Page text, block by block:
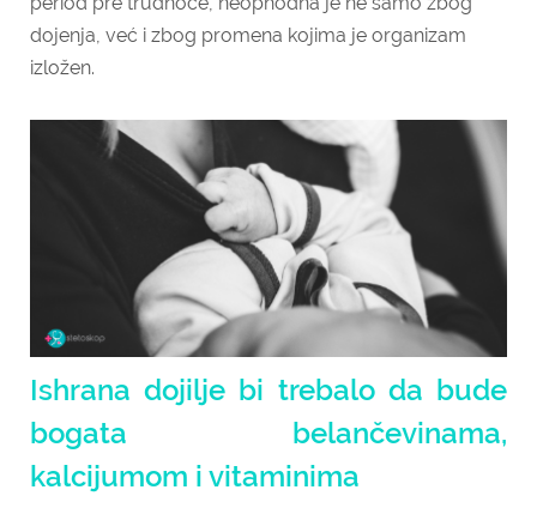
dojenja, već i zbog promena kojima je organizam
izložen.
Ishrana dojilje bi trebalo da bude
bogata belančevinama,
kalcijumom i vitaminima